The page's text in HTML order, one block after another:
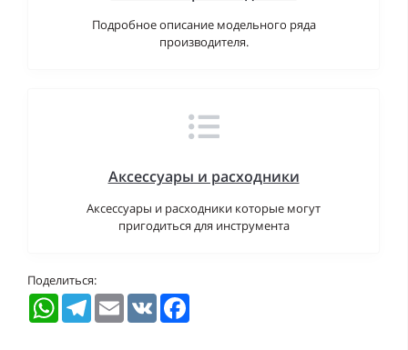
Подробное описание модельного ряда
производителя.
Аксессуары и расходники
Аксессуары и расходники которые могут
пригодиться для инструмента
Поделиться:
WhatsAppTelegramEmail VK